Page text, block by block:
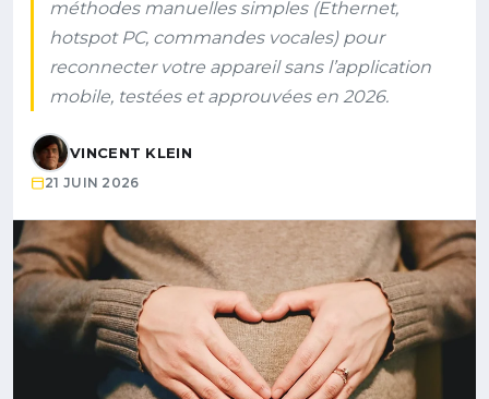
méthodes manuelles simples (Ethernet,
hotspot PC, commandes vocales) pour
reconnecter votre appareil sans l’application
mobile, testées et approuvées en 2026.
VINCENT KLEIN
21 JUIN 2026